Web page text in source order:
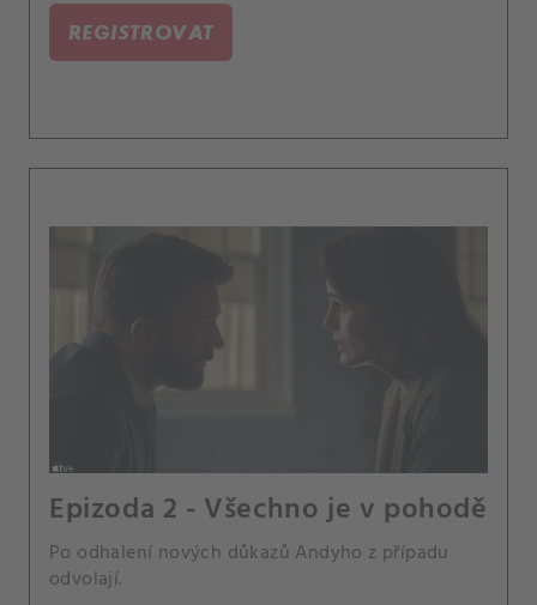
REGISTROVAT
Epizoda 2 - Všechno je v pohodě
Po odhalení nových důkazů Andyho z případu
odvolají.